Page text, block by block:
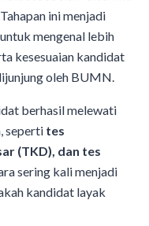
ini menjadi
mengenal lebih
kesesuaian kandidat
oleh BUMN.
berhasil melewati
seperti tes
(TKD), dan tes
sering kali menjadi
kandidat layak